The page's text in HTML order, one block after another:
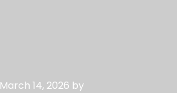
March 14, 2026 by